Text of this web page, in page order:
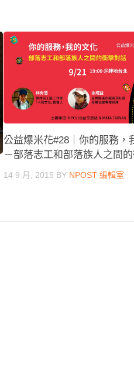
公益爆米花#28｜你的服務，
－部落志工和部落族人之間
14 9 月, 2015 BY NPOST 編輯室